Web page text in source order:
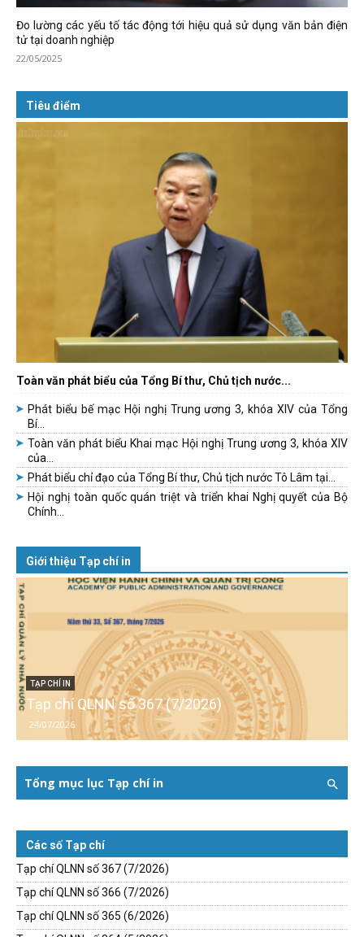
Đo lường các yếu tố tác động tới hiệu quả sử dụng văn bản điện
tử tại doanh nghiệp
22/05/2025
Tiêu điểm
Toàn văn phát biểu của Tổng Bí thư, Chủ tịch nước...
Phát biểu bế mạc Hội nghị Trung ương 3, khóa XIV của Tổng
Bí...
Toàn văn phát biểu Khai mạc Hội nghị Trung ương 3, khóa XIV
của...
Phát biểu chỉ đạo của Tổng Bí thư, Chủ tịch nước Tô Lâm tại...
Hội nghị toàn quốc quán triệt và triển khai Nghị quyết của Bộ
Chính...
Giới thiệu Tạp chí in
TẠP CHÍ IN
Tạp chí QLNN số 367 (7/2026)
24/07/2026
Tổng mục lục Tạp chí in
Các số Tạp chí
Tạp chí QLNN số 367 (7/2026)
Tạp chí QLNN số 366 (7/2026)
Tạp chí QLNN số 365 (6/2026)